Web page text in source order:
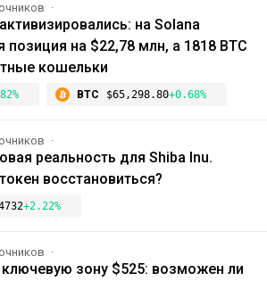
на Solana
позиция на $22,78 млн, а 1818 BTC
кошельки
BTC $65,298.80+0.68%
реальность для Shiba Inu.
восстановиться?
+2.22%
ключевую зону $525: возможен ли